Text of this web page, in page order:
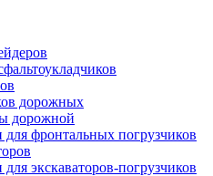
дорожных
дорожной
для фронтальных погрузчиков
для экскаваторов-погрузчиков